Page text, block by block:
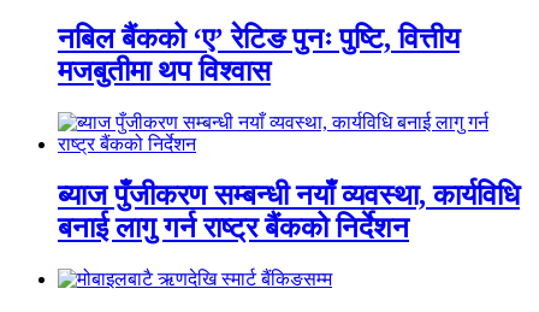
नबिल बैंकको ‘ए’ रेटिङ पुनः पुष्टि, वित्तीय
मजबुतीमा थप विश्वास
ब्याज पुँजीकरण सम्बन्धी नयाँ व्यवस्था, कार्यविधि
बनाई लागु गर्न राष्ट्र बैंकको निर्देशन